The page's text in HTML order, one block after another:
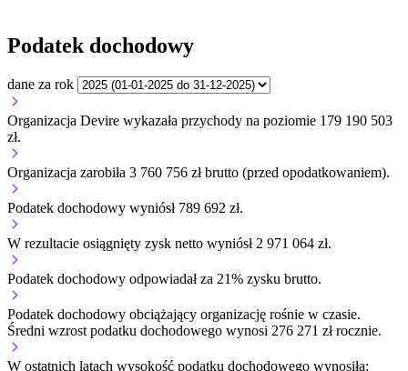
Podatek dochodowy
dane za rok
Organizacja Devire wykazała przychody na poziomie 179 190 503
zł.
Organizacja zarobiła 3 760 756 zł brutto (przed opodatkowaniem).
Podatek dochodowy wyniósł 789 692 zł.
W rezultacie osiągnięty zysk netto wyniósł 2 971 064 zł.
Podatek dochodowy odpowiadał za 21% zysku brutto.
Podatek dochodowy obciążający organizację rośnie w czasie.
Średni wzrost podatku dochodowego wynosi 276 271 zł rocznie.
W ostatnich latach wysokość podatku dochodowego wynosiła: